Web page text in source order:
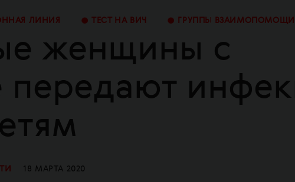
ЛИНИЯ • ТЕСТ НА ВИЧ • ГРУППЫ ВЗАИМОПОМОЩИ
женщины с
передают
18 МАРТА 2020